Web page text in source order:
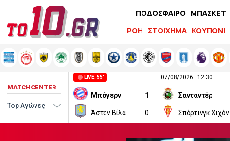
ΠΟΔΟΣΦΑΙΡΟ ΜΠΑΣΚΕΤ
ΡΟΗ ΣΤΟΙΧΗΜΑ ΚΟΥΠΟΝΙ
MATCHCENTER
07/08/2026 | 12:30
Σανταντέρ
Σπόρτινγκ Χιχόν
LIVE: 55'
Μπάγερν 1
Άστον Βίλα 0